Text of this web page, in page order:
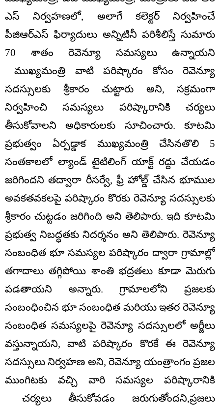
ఎస్ నిర్వహణలో, అలాగే కలెక్టర్ నిర్వహించే
పీజిఆర్ఎస్ ఫిర్యాదులు అన్నిటినీ పరిశీలిస్తే సుమారు
70 శాతం రెవెన్యూ సమస్యలు ఉన్నాయని
ముఖ్యమంత్రి వాటి పరిష్కారం కోసం రెవెన్యూ
సదస్సులకు శ్రీకారం చుట్టారు అని, సక్రమంగా
నిర్వహించి సమస్యలు పరిష్కారానికి చర్యలు
తీసుకోవాలని అధికారులకు సూచించారు. కూటమి
ప్రభుత్వం ఏర్పడ్డాక ముఖ్యమంత్రి చేసినతొలి 5
సంతకాలలో ల్యాండ్ టైటిలింగ్ యాక్ట్ రద్దు చేయడం
జరిగిందని తద్వారా రీసర్వే, ఫ్రీ హోల్డ్ చేసిన భూముల
అవకతవకలపై పరిష్కారం కొరకు రెవెన్యూ సదస్సులకు
శ్రీకారం చుట్టడం జరిగింది అని తెలిపారు. ఇది కూటమి
ప్రభుత్వ నిబద్ధతకు నిదర్శనం అని తెలిపారు. రెవెన్యూ
సంబంధిత భూ సమస్యల పరిష్కారం ద్వారా గ్రామాల్లో
తగాదాలు తగ్గిపోయి శాంతి భద్రతలు కూడా మెరుగు
పడతాయని అన్నారు. గ్రామాలలోని ప్రజలకు
సంబంధించిన భూ సంబంధిత మరియు ఇతర రెవెన్యూ
సంబంధిత సమస్యలపై రెవెన్యూ సదస్సులలో అర్జీలు
వస్తున్నాయని, వాటి పరిష్కారం కొరకే ఈ రెవెన్యూ
సదస్సులు నిర్వహణ అని, రెవెన్యూ యంత్రాంగం ప్రజల
ముంగిటకు వచ్చి వారి సమస్యల పరిష్కారానికి
చర్యలు తీసుకోవడం జరుగుతోందని,ప్రజలు